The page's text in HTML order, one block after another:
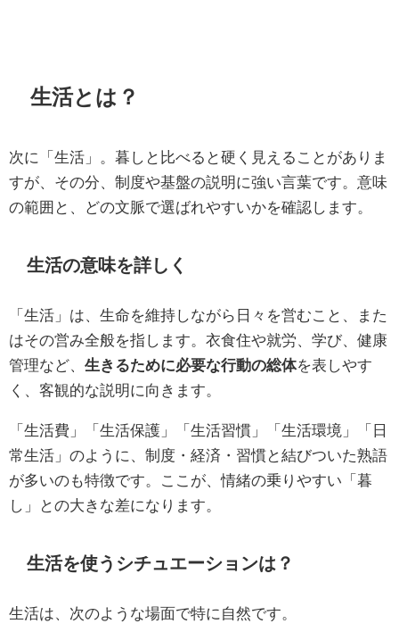
生活とは？
次に「生活」。暮しと比べると硬く見えることがありま
すが、その分、制度や基盤の説明に強い言葉です。意味
の範囲と、どの文脈で選ばれやすいかを確認します。
生活の意味を詳しく
「生活」は、生命を維持しながら日々を営むこと、また
はその営み全般を指します。衣食住や就労、学び、健康
管理など、 生きるために必要な行動の総体を表しやす
く、客観的な説明に向きます。
「生活費」「生活保護」「生活習慣」「生活環境」「日
常生活」のように、制度・経済・習慣と結びついた熟語
が多いのも特徴です。ここが、情緒の乗りやすい「暮
し」との大きな差になります。
生活を使うシチュエーションは？
生活は、次のような場面で特に自然です。